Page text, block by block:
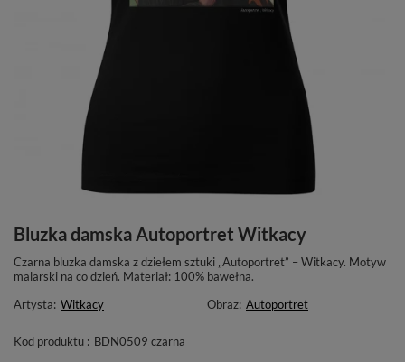
Bluzka damska Autoportret Witkacy
Czarna bluzka damska z dziełem sztuki „Autoportret” – Witkacy. Motyw
malarski na co dzień. Materiał: 100% bawełna.
Artysta: Witkacy Obraz: Autoportret
Kod produktu : BDN0509 czarna